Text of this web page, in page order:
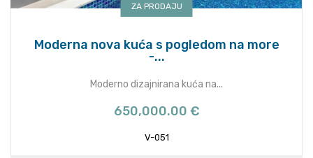
ZA PRODAJU
Moderna nova kuća s pogledom na more
-...
Moderno dizajnirana kuća na...
650,000.00 €
V-051